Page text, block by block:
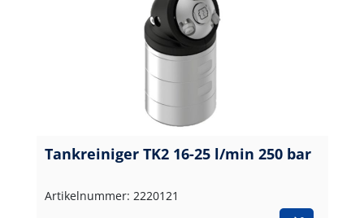
Tankreiniger TK2 16-25 l/min 250 bar
Artikelnummer: 2220121